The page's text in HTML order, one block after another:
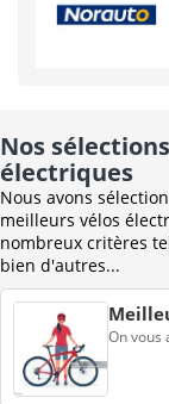
Nos
électriques
Nous avons
meilleurs vélos
nombreux critères
bien d'autres...
On vous